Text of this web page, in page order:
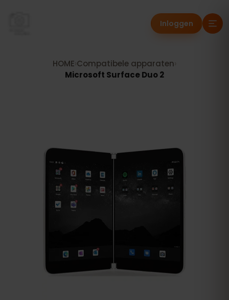
Inloggen
HOME Compatibele apparaten
Microsoft Surface Duo 2